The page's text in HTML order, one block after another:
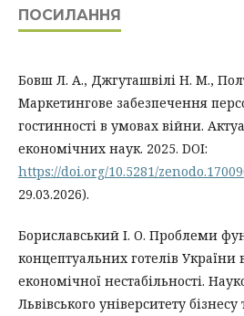
ПОСИЛАННЯ
Бовш Л. А., Джгуташвілі Н. М.,
Маркетингове забезпечення
гостинності в умовах війни.
економічних наук. 2025. DOI:
https://doi.org/10.5281/
29.03.2026).
Бориславський І. О. Проблеми
концептуальних готелів України
економічної нестабільності.
Львівського університету